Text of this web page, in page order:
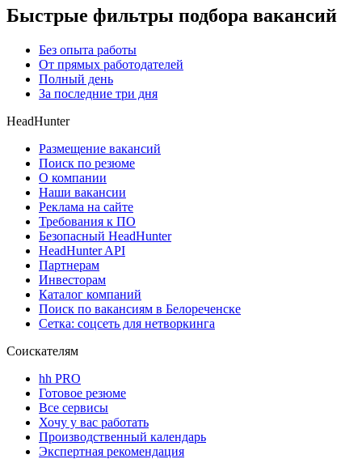
Быстрые фильтры подбора вакансий
Без опыта работы
От прямых работодателей
Полный день
За последние три дня
HeadHunter
Размещение вакансий
Поиск по резюме
О компании
Наши вакансии
Реклама на сайте
Требования к ПО
Безопасный HeadHunter
HeadHunter API
Партнерам
Инвесторам
Каталог компаний
Поиск по вакансиям в Белореченске
Сетка: соцсеть для нетворкинга
Соискателям
hh PRO
Готовое резюме
Все сервисы
Хочу у вас работать
Производственный календарь
Экспертная рекомендация